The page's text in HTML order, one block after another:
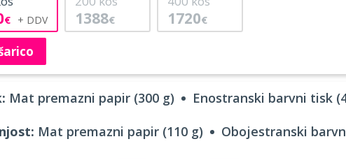
€ 1388€ 1720€
Mat premazni papir (300 g) Enostranski barvni tisk
Mat premazni papir (110 g) Obojestranski